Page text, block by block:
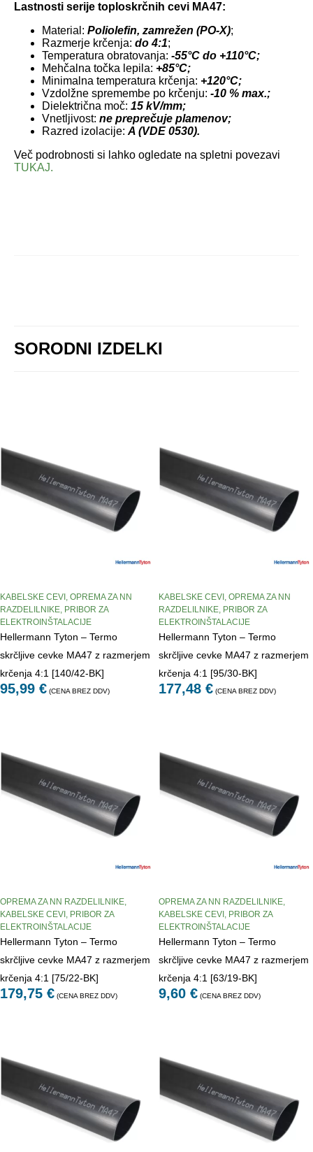
Lastnosti serije toploskrčnih cevi MA47:
Material: Poliolefin, zamrežen (PO-X);
Razmerje krčenja: do 4:1;
Temperatura obratovanja: -55°C do +110°C;
Mehčalna točka lepila: +85°C;
Minimalna temperatura krčenja: +120°C;
Vzdolžne spremembe po krčenju: -10 % max.;
Dielektrična moč: 15 kV/mm;
Vnetljivost: ne preprečuje plamenov;
Razred izolacije: A (VDE 0530).
Več podrobnosti si lahko ogledate na spletni povezavi
TUKAJ.
SORODNI IZDELKI
KABELSKE CEVI , OPREMA ZA NN
RAZDELILNIKE, PRIBOR ZA
ELEKTROINŠTALACIJE
Hellermann Tyton – Termo
skrčljive cevke MA47 z razmerjem
krčenja 4:1 [140/42-BK]
95,99 € (CENA BREZ DDV)
KABELSKE CEVI , OPREMA ZA NN
RAZDELILNIKE, PRIBOR ZA
ELEKTROINŠTALACIJE
Hellermann Tyton – Termo
skrčljive cevke MA47 z razmerjem
krčenja 4:1 [95/30-BK]
177,48 € (CENA BREZ DDV)
OPREMA ZA NN RAZDELILNIKE,
KABELSKE CEVI , PRIBOR ZA
ELEKTROINŠTALACIJE
Hellermann Tyton – Termo
skrčljive cevke MA47 z razmerjem
krčenja 4:1 [75/22-BK]
179,75 € (CENA BREZ DDV)
OPREMA ZA NN RAZDELILNIKE,
KABELSKE CEVI , PRIBOR ZA
ELEKTROINŠTALACIJE
Hellermann Tyton – Termo
skrčljive cevke MA47 z razmerjem
krčenja 4:1 [63/19-BK]
9,60 € (CENA BREZ DDV)